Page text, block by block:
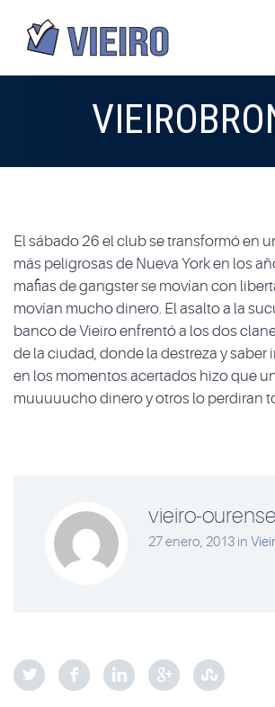
El sábado 26 el club se transformó en
más peligrosas de Nueva York en los
mafias de gangster se movían con
movían mucho dinero. El asalto a la
banco de Vieiro enfrentó a los dos
de la ciudad, donde la destreza y saber
en los momentos acertados hizo que
muuuuucho dinero y otros lo perdiran
vieiro-ourense
27 enero, 2013 in